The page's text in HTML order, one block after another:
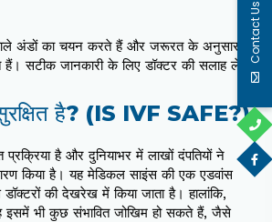
अंडों का चयन करते हैं और जरूरत के अनुसार
सटीक जानकारी के लिए डॉक्टर की सलाह लें।
है? (IS IVF SAFE?)
प्रक्रिया है और दुनियाभर में लाखों दंपतियों ने
किया है। यह मेडिकल साइंस की एक एडवांस
की देखरेख में किया जाता है। हालांकि,
इसमें भी कुछ संभावित जोखिम हो सकते हैं, जैसे
Contact Us